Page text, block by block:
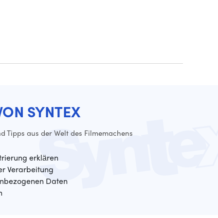
SYNTEX
Tipps aus der Welt des Filmemachens
erklären
Verarbeitung
Daten